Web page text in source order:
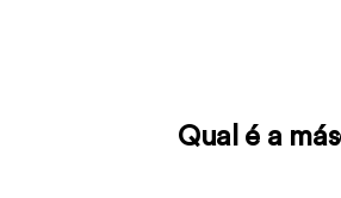
Qual é a